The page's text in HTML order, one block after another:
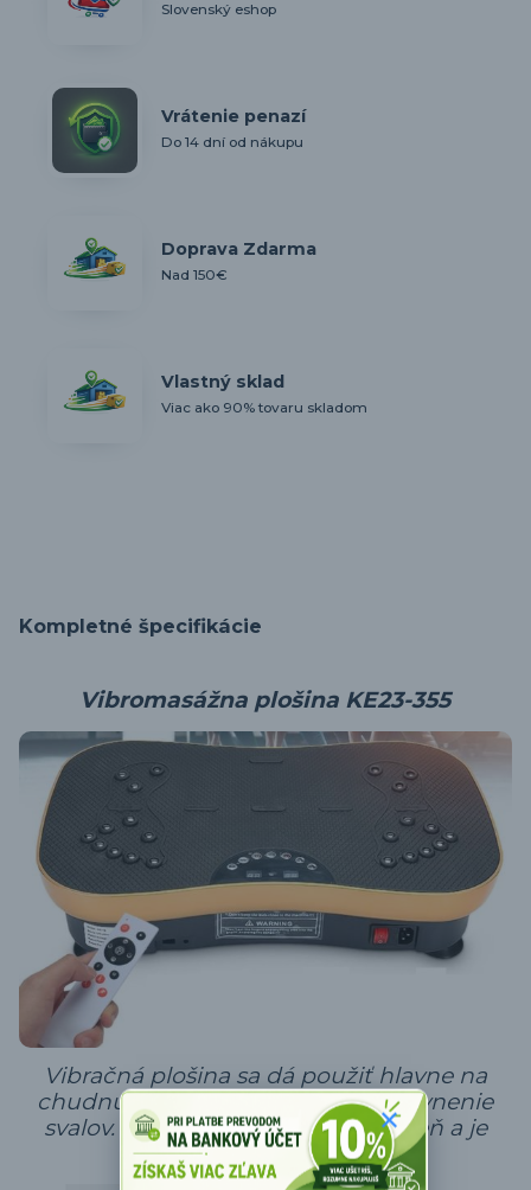
Slovenský eshop
Vrátenie penazí
Do 14 dní od nákupu
Doprava Zdarma
Nad 150€
Vlastný sklad
Viac ako 90% tovaru skladom
Kompletné špecifikácie
Vibromasážna plošina KE23-355
Vibračná plošina sa dá použiť hlavne na
chudnutie, ale je vhodná aj na spevnenie
svalov. 20 minút cvičenia každý deň a je
vidieť zmenu .